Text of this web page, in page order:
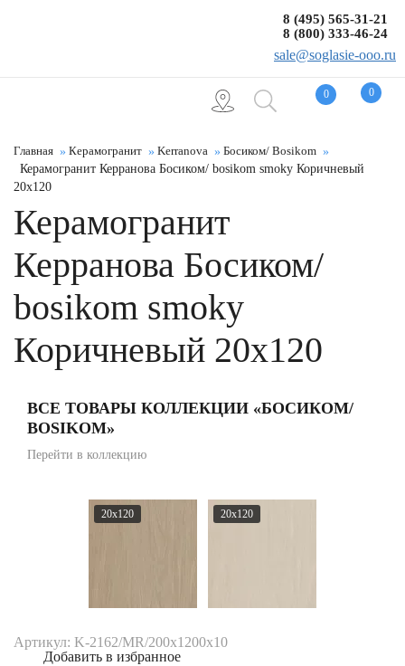
0 0
8 (495) 565-31-21
8 (800) 333-46-24
sale@soglasie-ooo.ru
Главная Керамогранит Kerranova
Босиком/ Bosikom
Керамогранит Керранова Босиком/ bosikom smoky Коричневый
20x120
Керамогранит
Керранова Босиком/
bosikom smoky
Коричневый 20x120
ВСЕ ТОВАРЫ КОЛЛЕКЦИИ «БОСИКОМ/
BOSIKOM»
Перейти в коллекцию
20x120 20x120
Артикул: K-2162/MR/200x1200x10
Добавить в избранное